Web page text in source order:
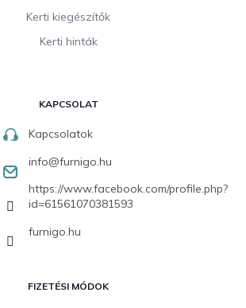
Kerti kiegészítők
Kerti hinták
KAPCSOLAT
Kapcsolatok
info@furnigo.hu
https://www.facebook.com/profile.php?
id=61561070381593
furnigo.hu
FIZETÉSI MÓDOK